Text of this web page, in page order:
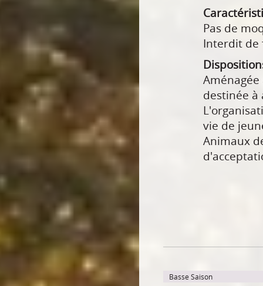
Pas de
Interdit de
destinée à
vie de
Animaux
Basse Saison